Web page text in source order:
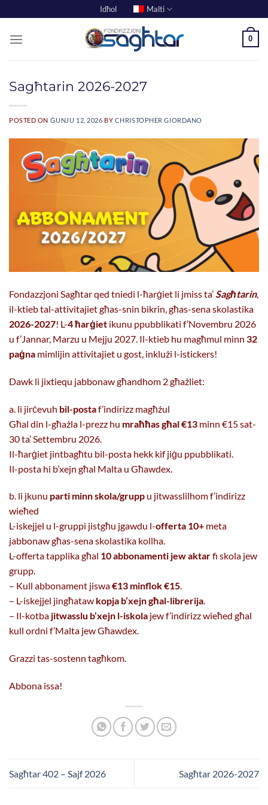
to
content
Idħol Malti
0
Sagħtarin 2026-2027
POSTED ON ĠUNJU 12, 2026 BY CHRISTOPHER GIORDANO
Fondazzjoni Sagħtar qed tniedi l-ħarġiet li jmiss ta’Sagħtarin,
il-ktieb tal-attivitajiet għas-snin bikrin, għas-sena skolastika
2026-2027! L-4 ħarġiet ikunu ppubblikati f’Novembru 2026
u f’Jannar, Marzu u Mejju 2027. Il-ktieb hu magħmul minn 32
paġna mimlijin attivitajiet u gost, inklużi l-istickers!
Dawk li jixtiequ jabbonaw għandhom 2 għażliet:
a. li jirċevuh bil-postaf’indirizz magħżul
Għal din l-għażla l-prezz hu mraħħas għal €13 minn €15 sat-
30 ta’ Settembru 2026.
Il-ħarġiet jintbagħtu bil-posta hekk kif jiġu ppubblikati.
Il-posta hi b’xejn għal Malta u Għawdex.
b. li jkunu parti minn skola/grupp u jitwasslilhom f’indirizz
wieħed
L-iskejjel u l-gruppi jistgħu jgawdu l-offerta 10+ meta
jabbonaw għas-sena skolastika kollha.
L-offerta tapplika għal 10 abbonamenti jew aktarfi skola jew
grupp.
– Kull abbonament jiswa€13 minflok €15.
– L-iskejjel jingħataw kopja b’xejn għal-librerija.
– Il-kotba jitwasslu b’xejn l-iskola jew f’indirizz wieħed għal
kull ordni f’Malta jew Għawdex.
Grazzi tas-sostenn tagħkom.
Abbona issa!
Sagħtar 402 – Sajf 2026 Sagħtar 2026-2027